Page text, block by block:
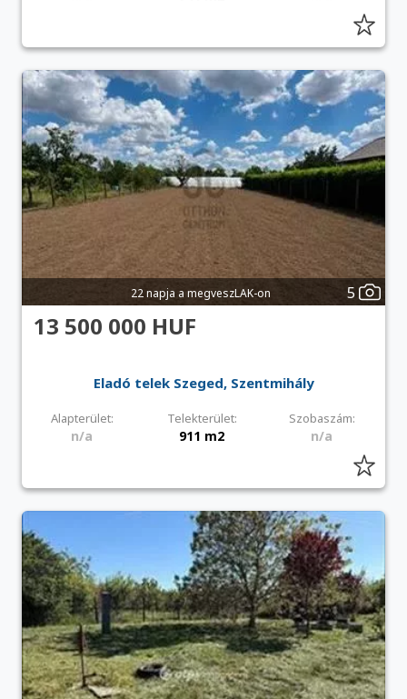
22 napja a megveszLAK-on 5
13 500 000 HUF
Eladó telek Szeged, Szentmihály
Alapterület: Telekterület: Szobaszám:
n/a 911 m2 n/a